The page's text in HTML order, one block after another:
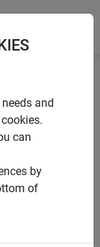
À
and
can
by
of